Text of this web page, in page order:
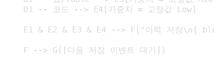
    D1 -- 코드 --> E4[가중치 = 고정값 Low]
E1 & E2 & E3 & E4 --> F["이력 저장\n{
    F --> G([다음 저장 이벤트 대기])